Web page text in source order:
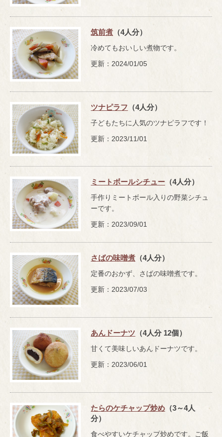
筑前煮 （4人分）
冷めてもおいしい煮物です。
更新：2024/01/05
ツナピラフ （4人分）
子どもたちに人気のツナピラフです！
更新：2023/11/01
ミートボールシチュー （4人分）
手作りミートボール入りの野菜シチュ
ーです。
更新：2023/09/01
さばの味噌煮 （4人分）
定番のおかず、さばの味噌煮です。
更新：2023/07/03
あんドーナツ （4人分 12個）
甘くて美味しいあんドーナツです。
更新：2023/06/01
たらのケチャップ炒め （3～4人
分）
食べやすいケチャップ炒めです。ご飯